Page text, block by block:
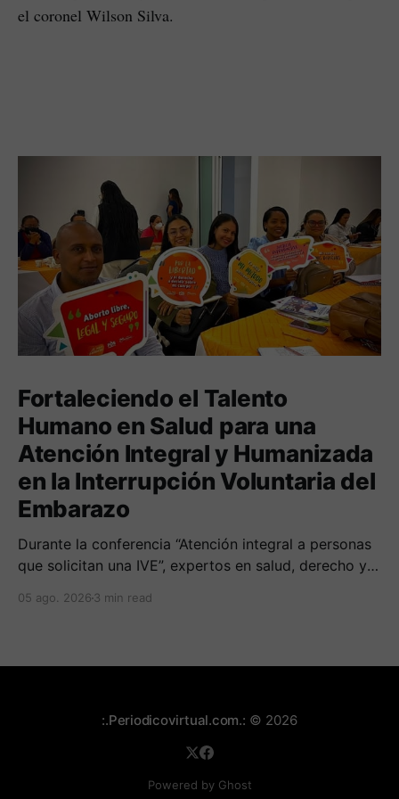
el coronel Wilson Silva.
Fortaleciendo el Talento
Humano en Salud para una
Atención Integral y Humanizada
en la Interrupción Voluntaria del
Embarazo
Durante la conferencia “Atención integral a personas
que solicitan una IVE”, expertos en salud, derecho y
sobre cómo abordar esta temática desde una
05 ago. 2026 3 min read
:.Periodicovirtual.com.: © 2026
Powered by Ghost